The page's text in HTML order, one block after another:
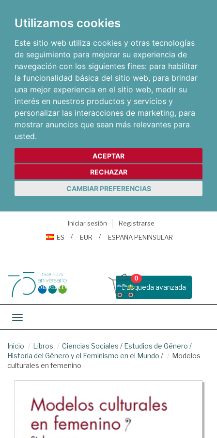
Utilizamos cookies
Este sitio web utiliza cookies y otras tecnologías
de seguimiento para mejorar su experiencia de
navegación con los siguientes fines: para habilitar
la funcionalidad básica del sitio web, para brindar
una mejor experiencia en el sitio web, medir su
interés en nuestros productos y servicios y
personalizar las interacciones de marketing, para
mostrar anuncios que sean más relevantes para
usted.
ACEPTAR
RECHAZAR
CAMBIAR PREFERENCIAS
Iniciar sesión
Registrarse
ES
EUR ESPAÑA PENINSULAR
Busqueda avanzada
0
Toggle navigation
Inicio Libros Ciencias Sociales / Estudios de Género /
Historia del Género y el Feminismo en el Mundo /
Modelos
culturales en femenino